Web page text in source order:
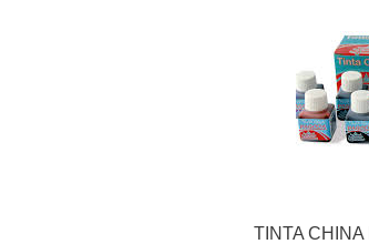
TINTA CHINA